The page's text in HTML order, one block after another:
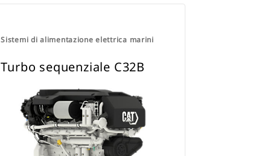
Sistemi di alimentazione elettrica marini
Turbo sequenziale C32B